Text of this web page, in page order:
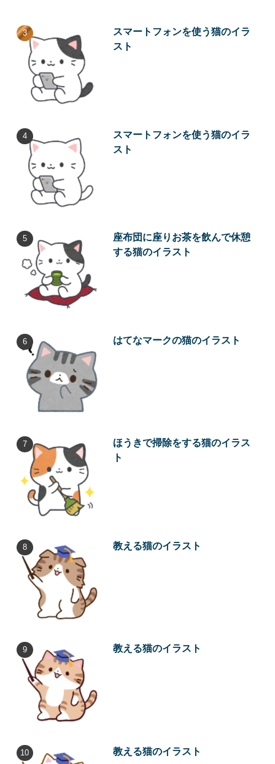
スマートフォンを使う猫のイラ
スト
スマートフォンを使う猫のイラ
スト
座布団に座りお茶を飲んで休憩
する猫のイラスト
はてなマークの猫のイラスト
ほうきで掃除をする猫のイラス
ト
教える猫のイラスト
教える猫のイラスト
教える猫のイラスト